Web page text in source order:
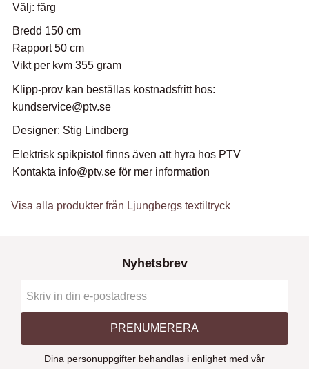
Välj: färg
Bredd 150 cm
Rapport 50 cm
Vikt per kvm 355 gram
Klipp-prov kan beställas kostnadsfritt hos:
kundservice@ptv.se
Designer: Stig Lindberg
Elektrisk spikpistol finns även att hyra hos PTV
Kontakta info@ptv.se för mer information
Visa alla produkter från Ljungbergs textiltryck
Nyhetsbrev
PRENUMERERA
Dina personuppgifter behandlas i enlighet med vår